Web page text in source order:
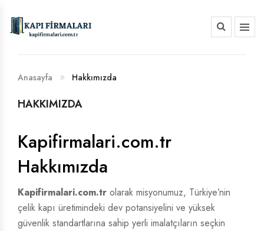
BANKA HESAP NUMARALARIMIZ
Anasayfa Hakkımızda
HAKKIMIZDA
Kapifirmalari.com.tr
Hakkımızda
Kapifirmalari.com.tr olarak misyonumuz, Türkiye’nin
çelik kapı üretimindeki dev potansiyelini ve yüksek
güvenlik standartlarına sahip yerli imalatçıların seçkin